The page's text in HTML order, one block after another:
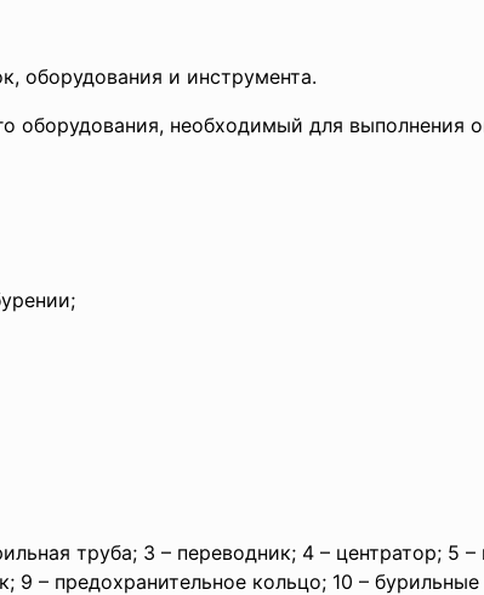
оборудования и инструмента.
оборудования, необходимый для выполнения
труба; 3 – переводник; 4 – центратор; 5
– предохранительное кольцо; 10 – бурильные